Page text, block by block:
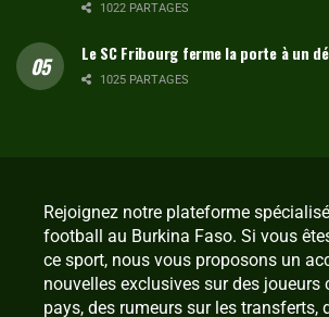
1022 PARTAGES
Le SC Fribourg ferme la porte à un
1025 PARTAGES
Rejoignez notre plateforme
football au Burkina Faso. Si vous
ce sport, nous vous proposons un
nouvelles exclusives sur des joueurs
pays, des rumeurs sur les transferts,